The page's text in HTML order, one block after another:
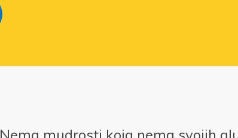
Nema mudrosti koja nema svojih